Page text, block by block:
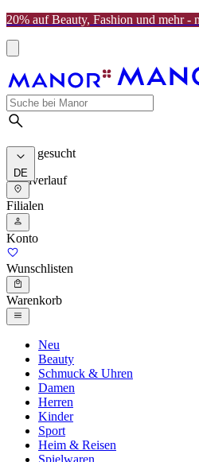
20% auf Beauty, Fashion und mehr -
Meist gesucht
Suchverlauf
DE
Filialen
Konto
Wunschlisten
Warenkorb
Neu
Beauty
Schmuck & Uhren
Damen
Herren
Kinder
Sport
Heim & Reisen